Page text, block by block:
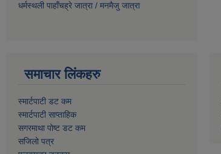
धर्मस्थली पाहाँचह्रे जात्रा / मनमैजु जात्रा
समाचार लिंकहरु
स्मार्टपाटी डट कम
स्मार्टपाटी साप्ताहिक
सगरमाथा पोष्ट डट कम
सजिलो पत्र